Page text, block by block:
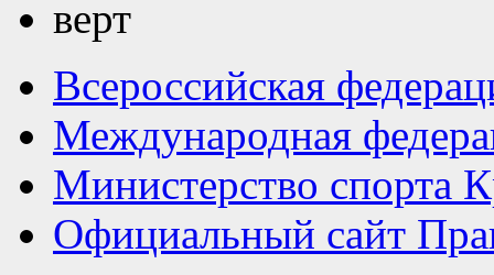
Всероссийская
Международная
Министерство спорта
Официальный сайт